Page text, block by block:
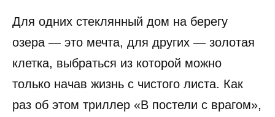
Для одних стеклянный дом на берегу
озера — это мечта, для других — золотая
клетка, выбраться из которой можно
только начав жизнь с чистого листа. Как
раз об этом триллер «В постели с врагом»,